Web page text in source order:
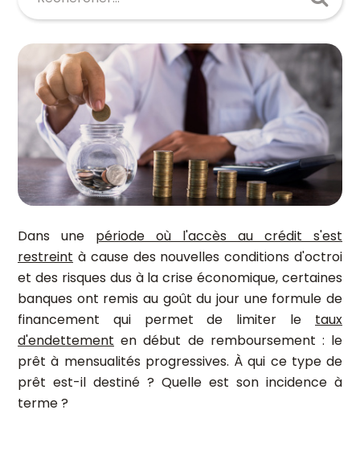
Dans une période où l'accès au crédit s'est
restreint à cause des nouvelles conditions d'octroi
et des risques dus à la crise économique, certaines
banques ont remis au goût du jour une formule de
financement qui permet de limiter le taux
d'endettement en début de remboursement : le
prêt à mensualités progressives. À qui ce type de
prêt est-il destiné ? Quelle est son incidence à
terme ?